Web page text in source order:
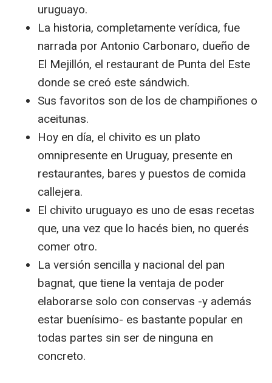
uruguayo.
La historia, completamente verídica, fue
narrada por Antonio Carbonaro, dueño de
El Mejillón, el restaurant de Punta del Este
donde se creó este sándwich.
Sus favoritos son de los de champiñones o
aceitunas.
Hoy en día, el chivito es un plato
omnipresente en Uruguay, presente en
restaurantes, bares y puestos de comida
callejera.
El chivito uruguayo es uno de esas recetas
que, una vez que lo hacés bien, no querés
comer otro.
La versión sencilla y nacional del pan
bagnat, que tiene la ventaja de poder
elaborarse solo con conservas -y además
estar buenísimo- es bastante popular en
todas partes sin ser de ninguna en
concreto.